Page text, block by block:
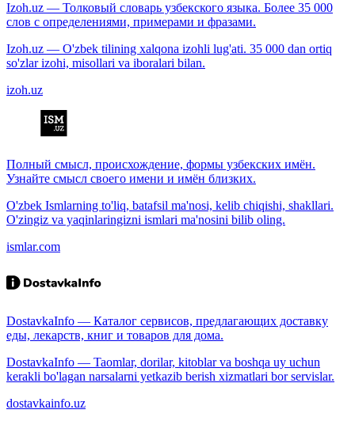
Izoh.uz — Толковый словарь узбекского языка. Более 35 000
слов с определениями, примерами и фразами.
Izoh.uz — O'zbek tilining xalqona izohli lug'ati. 35 000 dan ortiq
so'zlar izohi, misollari va iboralari bilan.
izoh.uz
Полный смысл, происхождение, формы узбекских имён.
Узнайте смысл своего имени и имён близких.
O'zbek Ismlarning to'liq, batafsil ma'nosi, kelib chiqishi, shakllari.
O'zingiz va yaqinlaringizni ismlari ma'nosini bilib oling.
ismlar.com
DostavkaInfo — Каталог сервисов, предлагающих доставку
еды, лекарств, книг и товаров для дома.
DostavkaInfo — Taomlar, dorilar, kitoblar va boshqa uy uchun
kerakli bo'lagan narsalarni yetkazib berish xizmatlari bor servislar.
dostavkainfo.uz